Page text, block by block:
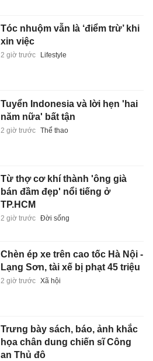
Tóc nhuộm vẫn là ‘điểm trừ’ khi
xin việc
2 giờ trước Lifestyle
Tuyển Indonesia và lời hẹn 'hai
năm nữa' bất tận
2 giờ trước Thể thao
Từ thợ cơ khí thành 'ông già
bán đầm đẹp' nổi tiếng ở
TP.HCM
2 giờ trước Đời sống
Chèn ép xe trên cao tốc Hà Nội -
Lạng Sơn, tài xế bị phạt 45 triệu
2 giờ trước Xã hội
Trưng bày sách, báo, ảnh khắc
họa chân dung chiến sĩ Công
an Thủ đô